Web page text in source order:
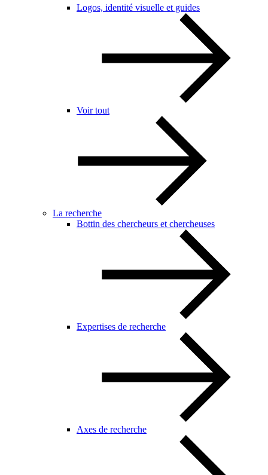
Logos, identité visuelle et guides
Voir tout
La recherche
Bottin des chercheurs et chercheuses
Expertises de recherche
Axes de recherche